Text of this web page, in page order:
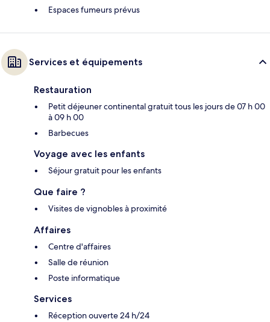
Espaces fumeurs prévus
Services et équipements
Restauration
Petit déjeuner continental gratuit tous les jours de 07 h 00
à 09 h 00
Barbecues
Voyage avec les enfants
Séjour gratuit pour les enfants
Que faire ?
Visites de vignobles à proximité
Affaires
Centre d'affaires
Salle de réunion
Poste informatique
Services
Réception ouverte 24 h/24